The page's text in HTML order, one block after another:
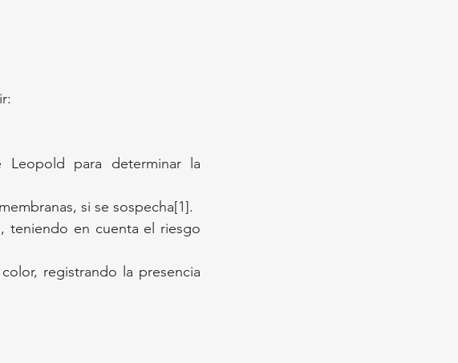
Leopold para determinar la
si se sospecha[1].
teniendo en cuenta el riesgo
registrando la presencia